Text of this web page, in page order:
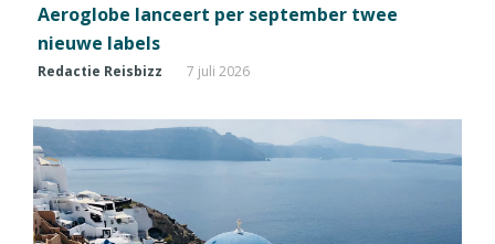
Aeroglobe lanceert per september twee
nieuwe labels
Redactie Reisbizz 7 juli 2026